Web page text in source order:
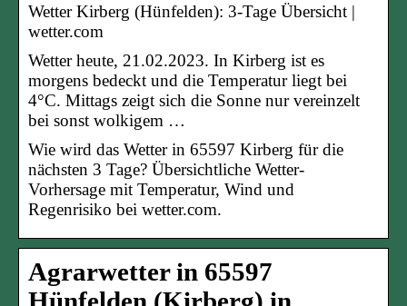
Wetter Kirberg (Hünfelden): 3-Tage Übersicht |
wetter.com
Wetter heute, 21.02.2023. In Kirberg ist es
morgens bedeckt und die Temperatur liegt bei
4°C. Mittags zeigt sich die Sonne nur vereinzelt
bei sonst wolkigem …
Wie wird das Wetter in 65597 Kirberg für die
nächsten 3 Tage? Übersichtliche Wetter-
Vorhersage mit Temperatur, Wind und
Regenrisiko bei wetter.com.
Agrarwetter in 65597